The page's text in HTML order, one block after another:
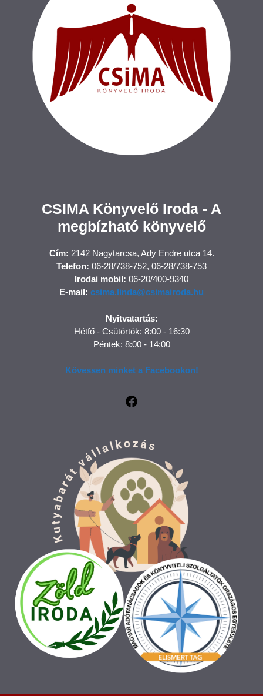
CSIMA Könyvelő Iroda - A
megbízható könyvelő
Cím: 2142 Nagytarcsa, Ady Endre utca 14.
Telefon: 06-28/738-752, 06-28/738-753
Irodai mobil: 06-20/400-9340
E-mail: csima.linda@csimairoda.hu
Nyitvatartás:
Hétfő - Csütörtök: 8:00 - 16:30
Péntek: 8:00 - 14:00
Kövessen minket a Facebookon!